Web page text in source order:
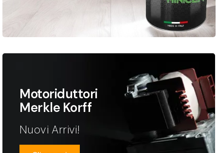
Motoriduttori
Merkle Korff
Nuovi Arrivi!